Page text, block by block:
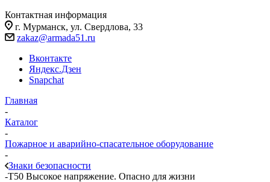
Контактная информация
г. Мурманск, ул. Свердлова, 33
zakaz@armada51.ru
Вконтакте
Яндекс.Дзен
Snapchat
Главная
-
Каталог
-
Пожарное и аварийно-спасательное оборудование
-
Знаки безопасности
-T50 Высокое напряжение. Опасно для жизни